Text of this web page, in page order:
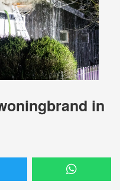
in